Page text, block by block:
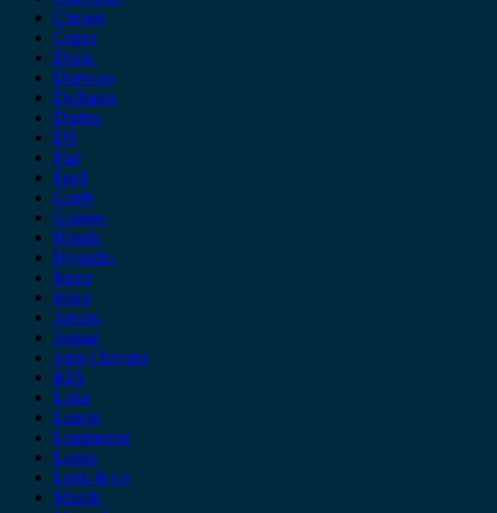
Citroen
Cupra
Dacia
Daewoo
Daihatsu
Dodge
DS
Fiat
Ford
Geely
Gonow
Honda
Hyundai
Isuzu
iveco
Jaecoo
Jaguar
Jeep Chrysler
KIA
Lada
Lancia
Leapmotor
Lexus
Lynk & co
Mazda